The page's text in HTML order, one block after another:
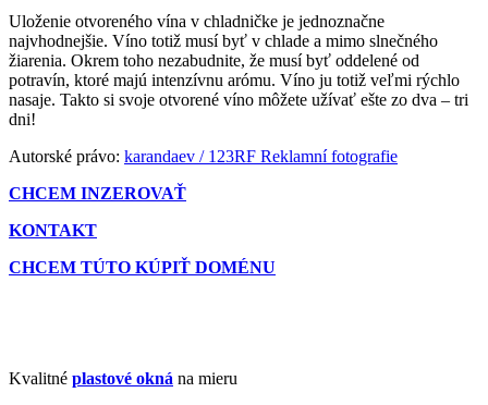
Uloženie otvoreného vína v chladničke je jednoznačne
najvhodnejšie. Víno totiž musí byť v chlade a mimo slnečného
žiarenia. Okrem toho nezabudnite, že musí byť oddelené od
potravín, ktoré majú intenzívnu arómu. Víno ju totiž veľmi rýchlo
nasaje. Takto si svoje otvorené víno môžete užívať ešte zo dva – tri
dni!
Autorské právo: karandaev / 123RF Reklamní fotografie
CHCEM INZEROVAŤ
KONTAKT
CHCEM TÚTO KÚPIŤ DOMÉNU
Kvalitné plastové okná na mieru